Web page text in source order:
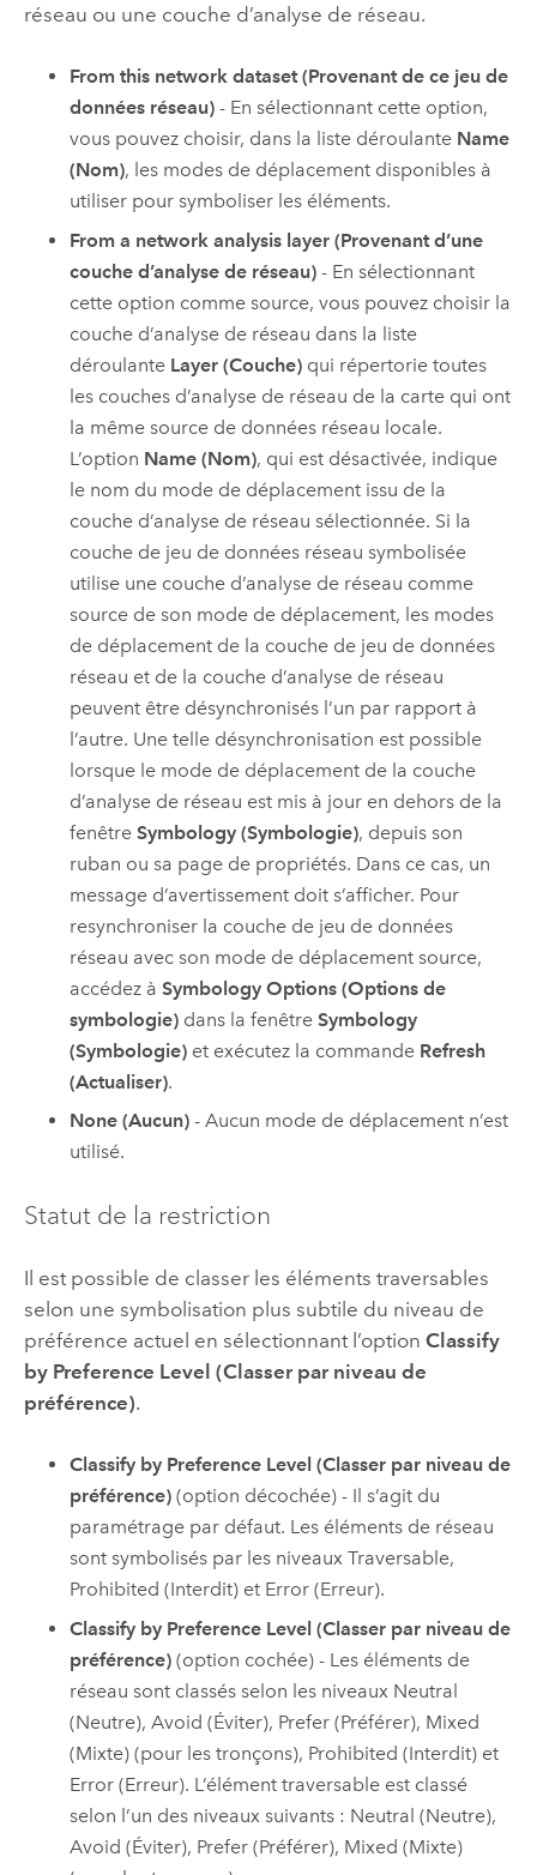
réseau ou une couche d’analyse de réseau.
From this network dataset (Provenant de ce jeu de
données réseau) - En sélectionnant cette option,
vous pouvez choisir, dans la liste déroulante Name
(Nom), les modes de déplacement disponibles à
utiliser pour symboliser les éléments.
From a network analysis layer (Provenant d’une
couche d’analyse de réseau) - En sélectionnant
cette option comme source, vous pouvez choisir la
couche d’analyse de réseau dans la liste
déroulante Layer (Couche) qui répertorie toutes
les couches d’analyse de réseau de la carte qui ont
la même source de données réseau locale.
L’option Name (Nom), qui est désactivée, indique
le nom du mode de déplacement issu de la
couche d’analyse de réseau sélectionnée. Si la
couche de jeu de données réseau symbolisée
utilise une couche d’analyse de réseau comme
source de son mode de déplacement, les modes
de déplacement de la couche de jeu de données
réseau et de la couche d’analyse de réseau
peuvent être désynchronisés l’un par rapport à
l’autre. Une telle désynchronisation est possible
lorsque le mode de déplacement de la couche
d’analyse de réseau est mis à jour en dehors de la
fenêtreSymbology (Symbologie), depuis son
ruban ou sa page de propriétés. Dans ce cas, un
message d’avertissement doit s’afficher. Pour
resynchroniser la couche de jeu de données
réseau avec son mode de déplacement source,
accédez àSymbology Options (Options de
symbologie) dans la fenêtreSymbology
(Symbologie) et exécutez la commande Refresh
(Actualiser).
None (Aucun) - Aucun mode de déplacement n’est
utilisé.
Statut de la restriction
Il est possible de classer les éléments traversables
selon une symbolisation plus subtile du niveau de
préférence actuel en sélectionnant l’option Classify
by Preference Level (Classer par niveau de
préférence).
Classify by Preference Level (Classer par niveau de
préférence) (option décochée) - Il s’agit du
paramétrage par défaut. Les éléments de réseau
sont symbolisés par les niveaux Traversable,
Prohibited (Interdit) et Error (Erreur).
Classify by Preference Level (Classer par niveau de
préférence) (option cochée) - Les éléments de
réseau sont classés selon les niveaux Neutral
(Neutre), Avoid (Éviter), Prefer (Préférer), Mixed
(Mixte) (pour les tronçons), Prohibited (Interdit) et
Error (Erreur). L’élément traversable est classé
selon l’un des niveaux suivants : Neutral (Neutre),
Avoid (Éviter), Prefer (Préférer), Mixed (Mixte)